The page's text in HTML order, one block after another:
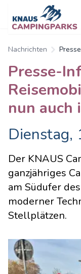
Nachrichten
Presse-
nun
Dienstag,
Der KNAUS
ganzjähriges
am Südufer
moderner
Stellplätzen.